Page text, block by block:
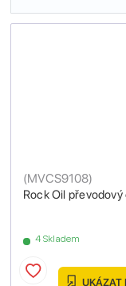
Rock Oil převodový
(MVCS9108)
4 Skladem
UKÁZAT